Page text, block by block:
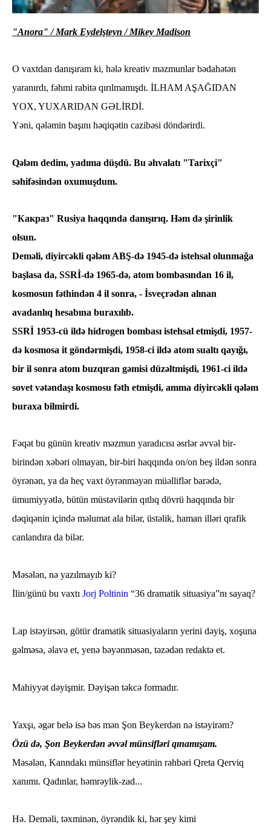
"Anora" / Mark Eydelşteyn /Mikey Madison
O vaxtdan danışıram ki, hələ kreativ məzmunlar bədahətən
yaranırdı, fəhmi rabitə qırılmamışdı. İLHAM AŞAĞIDAN
YOX, YUXARIDAN GƏLİRDİ.
Yəni, qələmin başını həqiqətin cazibəsi döndərirdi.
Qələm dedim, yadıma düşdü. Bu əhvalatı "Tarixçi"
səhifəsindən oxumuşdum.
"Какраз" Rusiya haqqında danışırıq. Həm də şirinlik
olsun.
Deməli, diyircəkli qələm ABŞ-də 1945-də istehsal olunmağa
başlasa da, SSRİ-də 1965-də, atom bombasından 16 il,
kosmosun fəthindən 4 il sonra, - İsveçrədən alınan
avadanlıq hesabına buraxılıb.
SSRİ 1953-cü ildə hidrogen bombası istehsal etmişdi, 1957-
də kosmosa it göndərmişdi, 1958-ci ildə atom sualtı qayığı,
bir il sonra atom buzqıran gəmisi düzəltmişdi, 1961-ci ildə
sovet vətəndaşı kosmosu fəth etmişdi, amma diyircəkli qələm
buraxa bilmirdi.
Fəqət bu günün kreativ məzmun yaradıcısı əsrlər əvvəl bir-
birindən xəbəri olmayan, bir-biri haqqında on/on beş ildən sonra
öyrənən, ya da heç vaxt öyrənməyən müəlliflər barədə,
ümumiyyətlə, bütün müstəvilərin qıtlıq dövrü haqqında bir
dəqiqənin içində məlumat ala bilər, üstəlik, haman illəri qrafik
canlandıra da bilər.
Məsələn, nə yazılmayıb ki?
İlin/günü bu vaxtı Jorj Poltinin “36 dramatik situasiya”nı sayaq?
Lap istəyirsən, götür dramatik situasiyaların yerini dəyiş, xoşuna
gəlməsə, əlavə et, yenə bəyənməsən, təzədən redaktə et.
Mahiyyət dəyişmir. Dəyişən təkcə formadır.
Yaxşı, əgər belə isə bəs mən Şon Beykerdən nə istəyirəm?
Özü də, Şon Beykerdən əvvəl münsifləri qınamışam.
Məsələn, Kanndakı münsiflər heyətinin rəhbəri Qreta Qerviq
xanımı. Qadınlar, həmrəylik-zad...
Hə. Deməli, təxminən, öyrəndik ki, hər şey kimi